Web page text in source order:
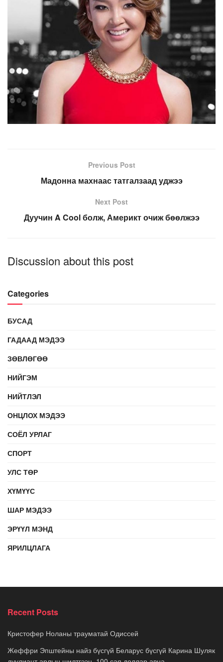
Previous Post
Мадонна махнаас татгалзаад уджээ
Next Post
Дуучин A Cool болж, Америкт очиж бөөлжээ
Discussion about this post
Categories
БУСАД
ГАДААД МЭДЭЭ
ЗӨВЛӨГӨӨ
НИЙГЭМ
НИЙТЛЭЛ
ОНЦЛОХ МЭДЭЭ
СОЁЛ УРЛАГ
СПОРТ
УЛС ТӨР
ХҮМҮҮС
ШАР МЭДЭЭ
ЭРҮҮЛ МЭНД
ЯРИЛЦЛАГА
Recent Posts
Кристофер Ноланы трауматай Одиссей
Жеффри Эпштейны найз бүсгүй Беларус бүсгүй Карина Шуляк